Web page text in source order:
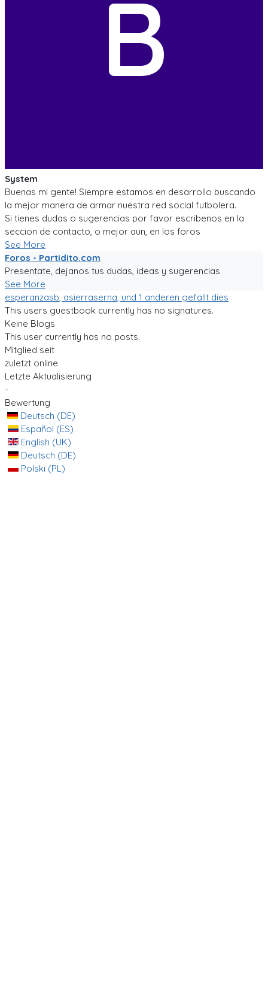
B
System
Buenas mi gente! Siempre estamos en desarrollo buscando
la mejor manera de armar nuestra red social futbolera.
Si tienes dudas o sugerencias por favor escribenos en la
seccion de contacto, o mejor aun, en los foros
See More
Foros - Partidito.com
Presentate, dejanos tus dudas, ideas y sugerencias
See More
esperanzasb, asierraserna, und 1 anderen gefällt dies
This users guestbook currently has no signatures.
Keine Blogs
This user currently has no posts.
Mitglied seit
zuletzt online
Letzte Aktualisierung
-
Bewertung
Deutsch (DE)
Español (ES)
English (UK)
Deutsch (DE)
Polski (PL)